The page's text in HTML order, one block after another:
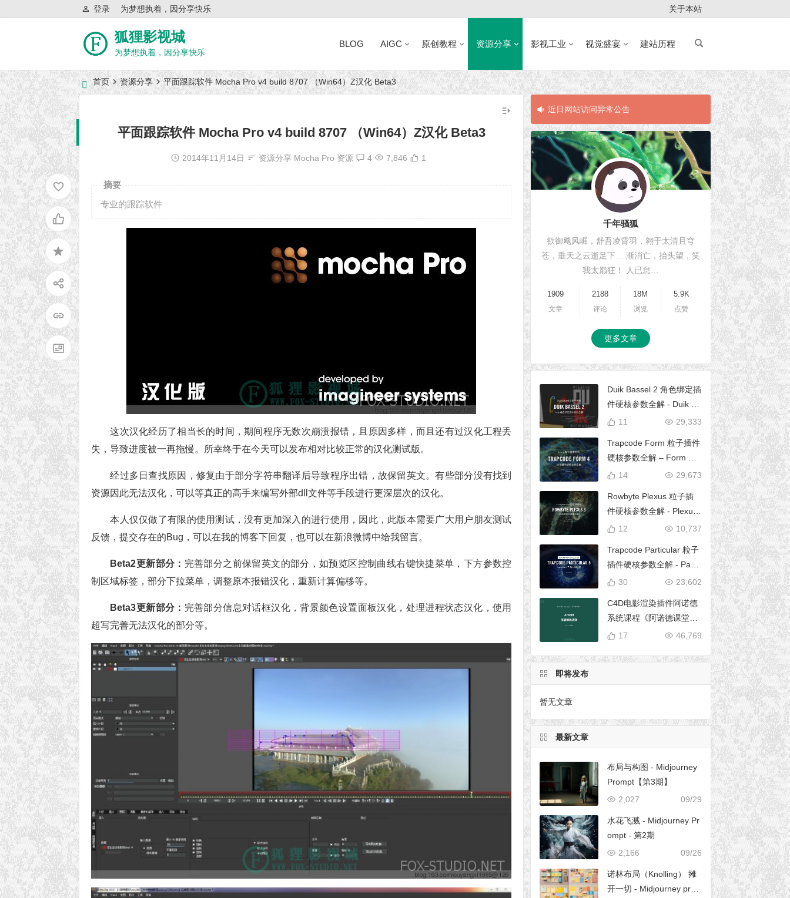
为梦想执着，因分享快乐
登录 关于本站
狐狸影视城
为梦想执着，因分享快乐
BLOG AIGC 原创教程 资源分享 影视工业 视觉盛宴 建站历程
首页 资源分享 平面跟踪软件 Mocha Pro v4 build 8707 （Win64）Z汉化 Beta3
平面跟踪软件 Mocha Pro v4 build 8707 （Win64）Z汉化 Beta3
2014年11月14日 资源分享 Mocha Pro 资源 4 7,846 1
摘要
专业的跟踪软件
这次汉化经历了相当长的时间，期间程序无数次崩溃报错，且原因多样，而且还有过汉化工程丢
失，导致进度被一再拖慢。所幸终于在今天可以发布相对比较正常的汉化测试版。
经过多日查找原因，修复由于部分字符串翻译后导致程序出错，故保留英文。有些部分没有找到
资源因此无法汉化，可以等真正的高手来编写外部dll文件等手段进行更深层次的汉化。
本人仅仅做了有限的使用测试，没有更加深入的进行使用，因此，此版本需要广大用户朋友测试
反馈，提交存在的Bug，可以在我的博客下回复，也可以在新浪微博中给我留言。
Beta2更新部分： 完善部分之前保留英文的部分，如预览区控制曲线右键快捷菜单，下方参数控
制区域标签，部分下拉菜单，调整原本报错汉化，重新计算偏移等。
Beta3更新部分： 完善部分信息对话框汉化，背景颜色设置面板汉化，处理进程状态汉化，使用
超写完善无法汉化的部分等。
近日网站访问异常公告 近日网站访问
千年骚狐
欲御飚风崛，舒吾凌霄羽，翱于太清且穹
苍，垂天之云逝足下… 渐消亡，抬头望，笑
我太巅狂！ 人已怠…
1909
文章
2188
评论
18M
浏览
5.9K
点赞
更多文章
Duik Bassel 2 角色绑定插
件硬核参数全解 - Duik 16
完全使用手册
29,333
11
Trapcode Form 粒子插件
硬核参数全解 – Form 完
全使用手册
29,673
14
Rowbyte Plexus 粒子插
件硬核参数全解 - Plexus
完全使用手册
10,737
12
Trapcode Particular 粒子
插件硬核参数全解 - Parti
cular 5 完全使用手册23,602
30
C4D电影渲染插件阿诺德
系统课程《阿诺德课堂之
玉清境》
46,769
17
即将发布
暂无文章
最新文章
布局与构图 - Midjourney
Prompt【第3期】
09/29
2,027
水花飞溅 - Midjourney Pr
ompt - 第2期
09/26
2,166
诺林布局（Knolling） 摊
开一切 - Midjourney pro